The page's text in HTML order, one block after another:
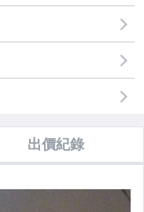
出價紀錄